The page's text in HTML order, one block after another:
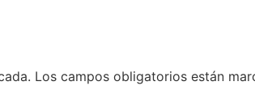
Los campos obligatorios están